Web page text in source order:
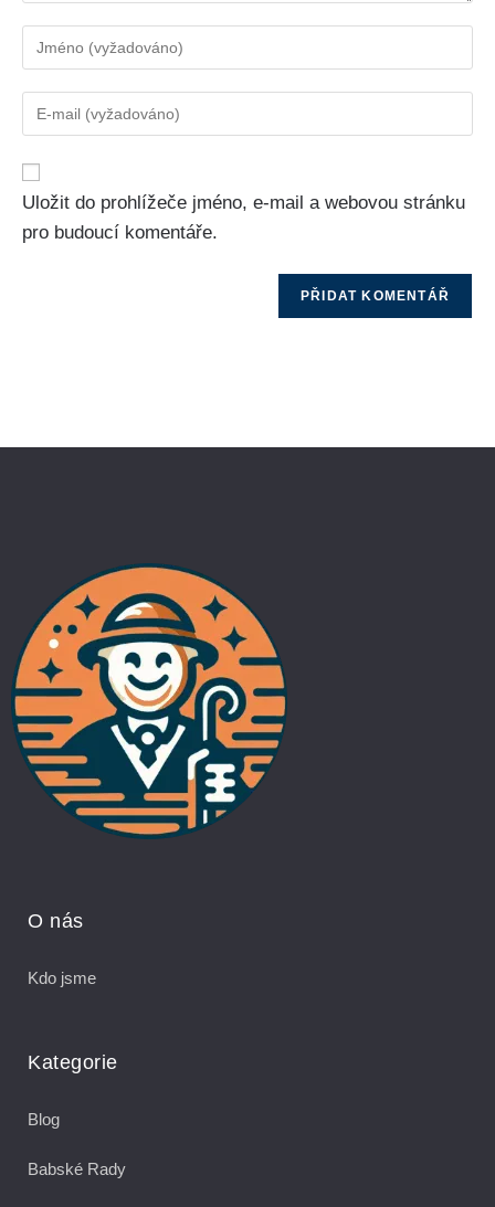
Uložit do prohlížeče jméno, e-mail a webovou stránku
pro budoucí komentáře.
O nás
Kdo jsme
Kategorie
Blog
Babské Rady